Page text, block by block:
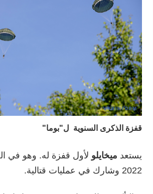
قفزة الذكرى السنوية ل"بوما"
يستعد ميخايلو لأول قفزة له. وهو في
2022 وشارك في عمليات قتالية.